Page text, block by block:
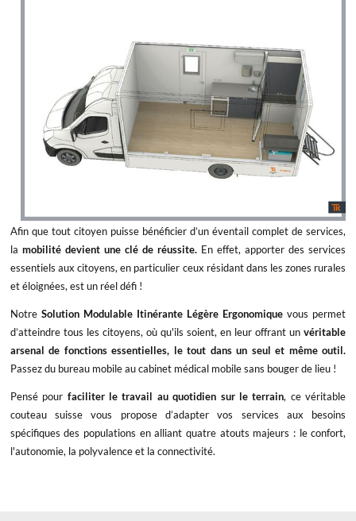
Afin que tout citoyen puisse bénéficier d’un éventail complet de services,
la mobilité devient une clé de réussite. En effet, apporter des services
essentiels aux citoyens, en particulier ceux résidant dans les zones rurales
et éloignées, est un réel défi !
Notre Solution Modulable Itinérante Légère Ergonomiquevous permet
d’atteindre tous les citoyens, où qu'ils soient, en leur offrant unvéritable
arsenal de fonctions essentielles, le tout dans un seul et même outil.
Passez du bureau mobile au cabinet médical mobile sans bouger de lieu !
Pensé pour faciliter le travail au quotidien sur le terrain, ce véritable
couteau suisse vous propose d’adapter vos services aux besoins
spécifiques des populations en alliant quatre atouts majeurs : le confort,
l'autonomie, la polyvalence et la connectivité.